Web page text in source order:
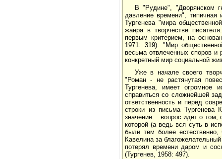
В "Рудине", "Дворянском
давление времени", типичная
Тургенева "мира
жанра в творчестве
первым критерием, на
1971: 319). "Мир
весьма отвлеченных споров и
конкретный мир социальной
Уже в начале своего
"Роман - не растянутая
Тургенева, имеет огромное
справиться со сложнейшей
ответственность и перед
строки из письма
значение… вопрос идет о том,
которой (а ведь вся суть в
были тем более
Кавелина за
потерял времени даром и
(Тургенев, 1958: 497).